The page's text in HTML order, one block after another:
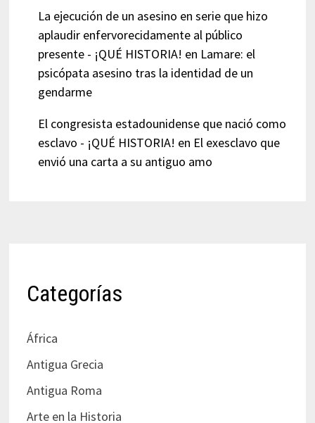
La ejecución de un asesino en serie que hizo
aplaudir enfervorecidamente al público
presente - ¡QUÉ HISTORIA! en Lamare: el
psicópata asesino tras la identidad de un
gendarme
El congresista estadounidense que nació como
esclavo - ¡QUÉ HISTORIA! en El exesclavo que
envió una carta a su antiguo amo
Categorías
África
Antigua Grecia
Antigua Roma
Arte en la Historia